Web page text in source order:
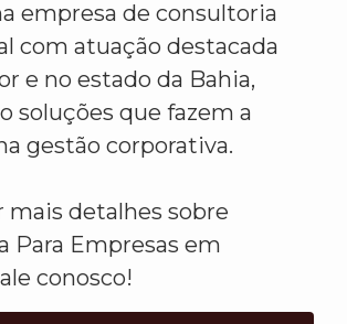
empresa de consultoria
com atuação destacada
e no estado da Bahia,
soluções que fazem a
gestão corporativa.
mais detalhes sobre
Para Empresas em
conosco!